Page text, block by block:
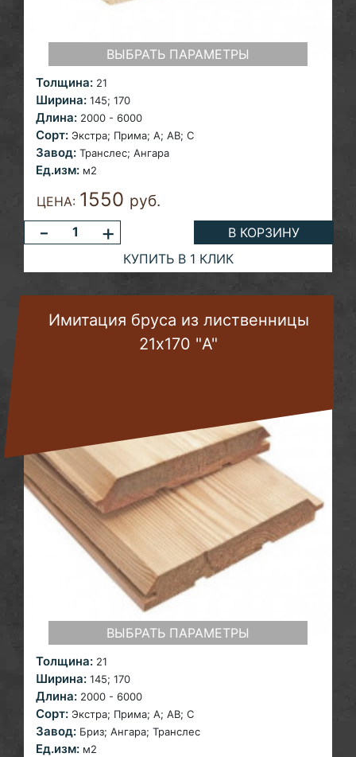
ВЫБРАТЬ ПАРАМЕТРЫ
Толщина: 21
Ширина: 145; 170
Длина: 2000 - 6000
Сорт: Экстра; Прима; A; AB; С
Завод: Транслес; Ангара
Ед.изм: м2
ЦЕНА: 1550 руб.
- +
В КОРЗИНУ
КУПИТЬ В 1 КЛИК
Имитация бруса из лиственницы
21х170 "A"
ВЫБРАТЬ ПАРАМЕТРЫ
Толщина: 21
Ширина: 145; 170
Длина: 2000 - 6000
Сорт: Экстра; Прима; A; AB; С
Завод: Бриз; Ангара; Транслес
Ед.изм: м2